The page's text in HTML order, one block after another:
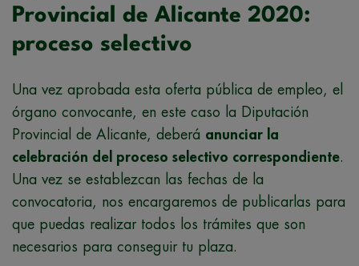
Provincial de Alicante 2020:
proceso selectivo
Una vez aprobada esta oferta pública de empleo, el
órgano convocante, en este caso la Diputación
Provincial de Alicante, deberá anunciar la
celebración del proceso selectivo correspondiente.
Una vez se establezcan las fechas de la
convocatoria, nos encargaremos de publicarlas para
que puedas realizar todos los trámites que son
necesarios para conseguir tu plaza.